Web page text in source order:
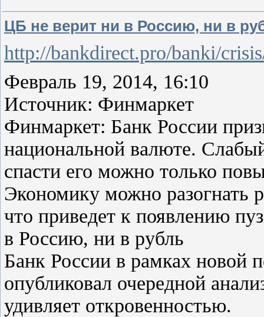
ЦБ не верит ни в Россию, ни в
http://bankdirect.pro/banki/
Февраль 19, 2014, 16:10
Источник: Финмаркет
Финмаркет: Банк России
национальной валюте.
спасти его можно только
Экономику можно разогнать
что приведет к появлению
в Россию, ни в рубль
Банк России в рамках новой
опубликовал очередной
удивляет откровенностью.